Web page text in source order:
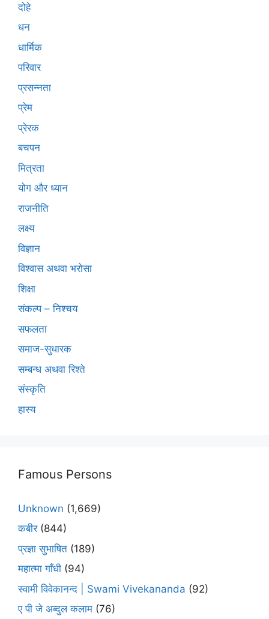
दोहे
धन
धार्मिक
परिवार
प्रसन्नता
प्रेम
प्रेरक
बचपन
मित्रता
योग और ध्यान
राजनीति
लक्ष्य
विज्ञान
विश्वास अथवा भरोसा
शिक्षा
संकल्प – निश्चय
सफलता
समाज-सुधारक
सम्बन्ध अथवा रिश्ते
संस्कृति
हास्य
Famous Persons
Unknown (1,669)
कबीर(844)
प्रज्ञा सुभाषित (189)
महात्मा गाँधी (94)
स्वामी विवेकानन्द | Swami Vivekananda (92)
ए पी जे अब्दुल कलाम (76)